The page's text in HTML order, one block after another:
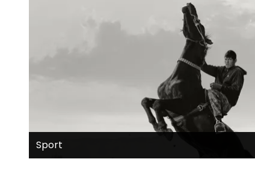
Sport